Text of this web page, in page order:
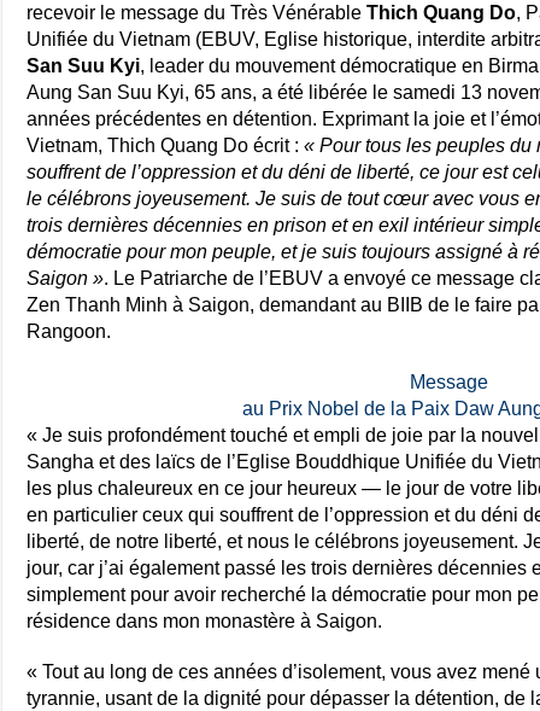
recevoir le message du Très VénérableThich Quang Do,
Unifiée du Vietnam (EBUV, Eglise historique, interdite
San Suu Kyi, leader du mouvement démocratique en
Aung San Suu Kyi, 65 ans, a été libérée le samedi 13
années précédentes en détention. Exprimant la joie et
Vietnam, Thich Quang Do écrit :« Pour tous les peuples
souffrent de l’oppression et du déni de liberté, ce jour est
le célébrons joyeusement. Je suis de tout cœur avec vous
trois dernières décennies en prison et en exil intérieur
démocratie pour mon peuple, et je suis toujours assigné à
Saigon ». Le Patriarche de l’EBUV a envoyé ce message
Zen Thanh Minh à Saigon, demandant au BIIB de le faire
Rangoon.
Message
au Prix Nobel de la Paix Daw
« Je suis profondément touché et empli de joie par la
Sangha et des laïcs de l’Eglise Bouddhique Unifiée du
les plus chaleureux en ce jour heureux — le jour de votre
en particulier ceux qui souffrent de l’oppression et du déni
liberté, de notre liberté, et nous le célébrons joyeusement.
jour, car j’ai également passé les trois dernières décennies
simplement pour avoir recherché la démocratie pour mon
résidence dans mon monastère à Saigon.
« Tout au long de ces années d’isolement, vous avez
tyrannie, usant de la dignité pour dépasser la détention, de